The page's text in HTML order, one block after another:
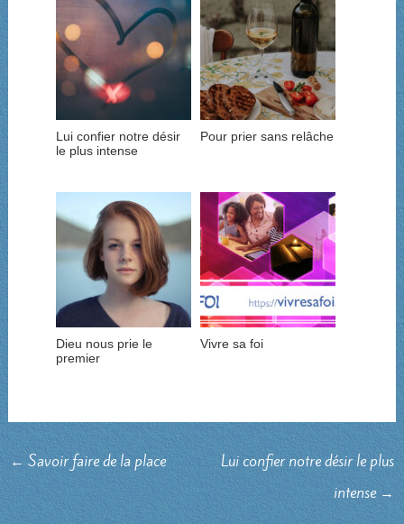
Lui confier notre désir
le plus intense
Pour prier sans relâche
Dieu nous prie le
premier
Vivre sa foi
←Savoir faire de la place
Lui confier notre désir le plus
intense →